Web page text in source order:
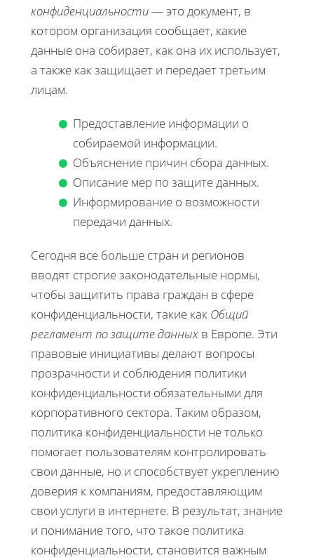
конфиденциальности— это документ, в
котором организация сообщает, какие
данные она собирает, как она их использует,
а также как защищает и передает третьим
лицам.
Предоставление информации о
собираемой информации.
Объяснение причин сбора данных.
Описание мер по защите данных.
Информирование о возможности
передачи данных.
Сегодня все больше стран и регионов
вводят строгие законодательные нормы,
чтобы защитить права граждан в сфере
конфиденциальности, такие как Общий
регламент по защите данных в Европе. Эти
правовые инициативы делают вопросы
прозрачности и соблюдения политики
конфиденциальности обязательными для
корпоративного сектора. Таким образом,
политика конфиденциальности не только
помогает пользователям контролировать
свои данные, но и способствует укреплению
доверия к компаниям, предоставляющим
свои услуги в интернете. В результат, знание
и понимание того, что такое политика
конфиденциальности, становится важным